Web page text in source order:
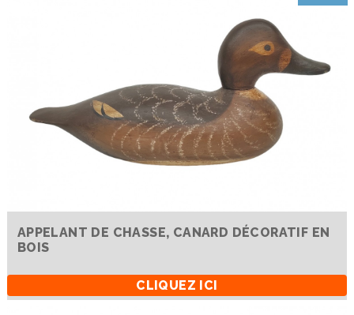
APPELANT DE CHASSE, CANARD DÉCORATIF EN
BOIS
CLIQUEZ ICI